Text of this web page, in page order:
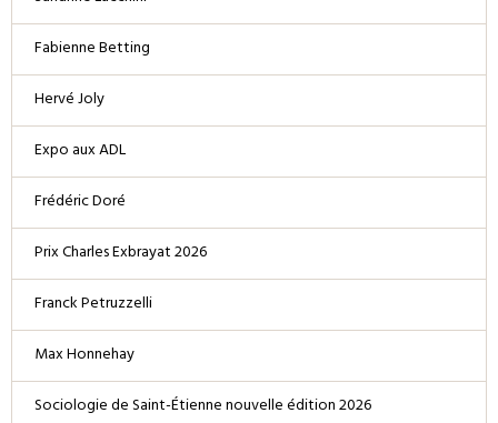
Fabienne Betting
Hervé Joly
Expo aux ADL
Frédéric Doré
Prix Charles Exbrayat 2026
Franck Petruzzelli
Max Honnehay
Sociologie de Saint-Étienne nouvelle édition 2026